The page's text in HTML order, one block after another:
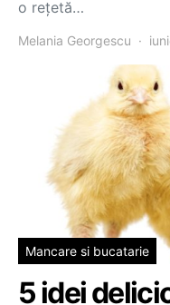
o rețetă…
Melania Georgescu
Mancare si bucatarie
5 idei